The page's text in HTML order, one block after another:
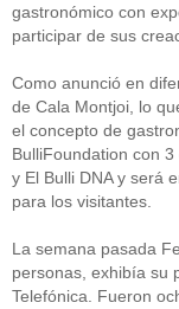
gastronómico con
participar de sus
Como anunció en
de Cala Montjoi, lo
el concepto de
BulliFoundation con
y El Bulli DNA y será
para los visitantes.
La semana pasada
personas, exhibía su
Telefónica. Fueron